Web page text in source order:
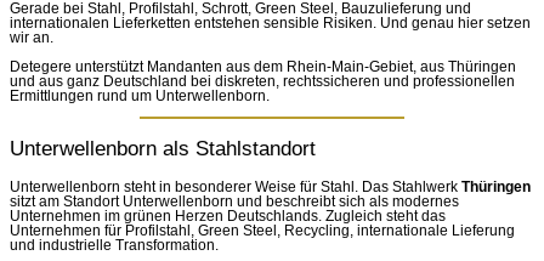
Gerade bei Stahl, Profilstahl, Schrott, Green Steel, Bauzulieferung und
internationalen Lieferketten entstehen sensible Risiken. Und genau hier setzen
wir an.
Detegere unterstützt Mandanten aus dem Rhein-Main-Gebiet, aus Thüringen
und aus ganz Deutschland bei diskreten, rechtssicheren und professionellen
Ermittlungen rund um Unterwellenborn.
Unterwellenborn als Stahlstandort
Unterwellenborn steht in besonderer Weise für Stahl. Das Stahlwerk Thüringen
sitzt am Standort Unterwellenborn und beschreibt sich als modernes
Unternehmen im grünen Herzen Deutschlands. Zugleich steht das
Unternehmen für Profilstahl, Green Steel, Recycling, internationale Lieferung
und industrielle Transformation.